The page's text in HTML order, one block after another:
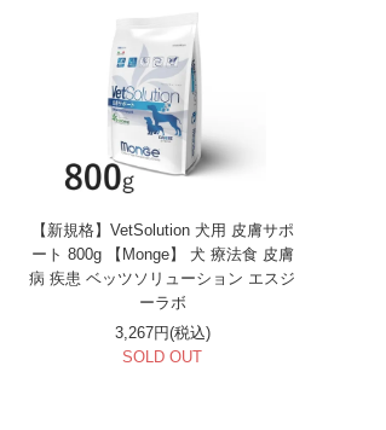
【新規格】VetSolution 犬用 皮膚サポ
ート 800g 【Monge】 犬 療法食 皮膚
病 疾患 ベッツソリューション エスジ
ーラボ
3,267円(税込)
SOLD OUT